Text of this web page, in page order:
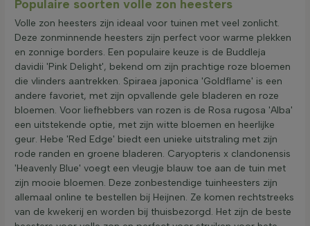
Populaire soorten volle zon heesters
Volle zon heesters zijn ideaal voor tuinen met veel zonlicht.
Deze zonminnende heesters zijn perfect voor warme plekken
en zonnige borders. Een populaire keuze is de Buddleja
davidii 'Pink Delight', bekend om zijn prachtige roze bloemen
die vlinders aantrekken. Spiraea japonica 'Goldflame' is een
andere favoriet, met zijn opvallende gele bladeren en roze
bloemen. Voor liefhebbers van rozen is de Rosa rugosa 'Alba'
een uitstekende optie, met zijn witte bloemen en heerlijke
geur. Hebe 'Red Edge' biedt een unieke uitstraling met zijn
rode randen en groene bladeren. Caryopteris x clandonensis
'Heavenly Blue' voegt een vleugje blauw toe aan de tuin met
zijn mooie bloemen. Deze zonbestendige tuinheesters zijn
allemaal online te bestellen bij Heijnen. Ze komen rechtstreeks
van de kwekerij en worden bij thuisbezorgd. Het zijn de beste